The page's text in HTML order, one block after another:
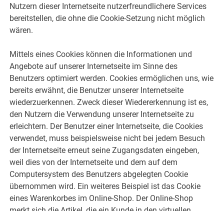
Nutzern dieser Internetseite nutzerfreundlichere Services
bereitstellen, die ohne die Cookie-Setzung nicht möglich
wären.
Mittels eines Cookies können die Informationen und
Angebote auf unserer Internetseite im Sinne des
Benutzers optimiert werden. Cookies ermöglichen uns, wie
bereits erwähnt, die Benutzer unserer Internetseite
wiederzuerkennen. Zweck dieser Wiedererkennung ist es,
den Nutzern die Verwendung unserer Internetseite zu
erleichtern. Der Benutzer einer Internetseite, die Cookies
verwendet, muss beispielsweise nicht bei jedem Besuch
der Internetseite erneut seine Zugangsdaten eingeben,
weil dies von der Internetseite und dem auf dem
Computersystem des Benutzers abgelegten Cookie
übernommen wird. Ein weiteres Beispiel ist das Cookie
eines Warenkorbes im Online-Shop. Der Online-Shop